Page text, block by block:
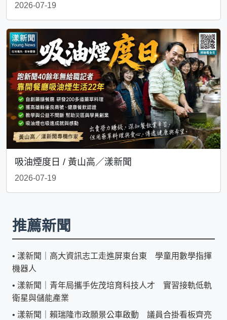
2026-07-19
吸油煙度日 / 黃山高／漾新聞
2026-07-19
推薦新聞
• 漾新聞｜高大資訊志工走進屏東台東 學童用數學指揮
機器人
• 漾新聞｜青年局攜手佐茂培育科技人才 實習接軌低軌
衛星與儲能產業
• 漾新聞｜賴瑞隆市政願景公車啟動 議員合掛看板齊亮